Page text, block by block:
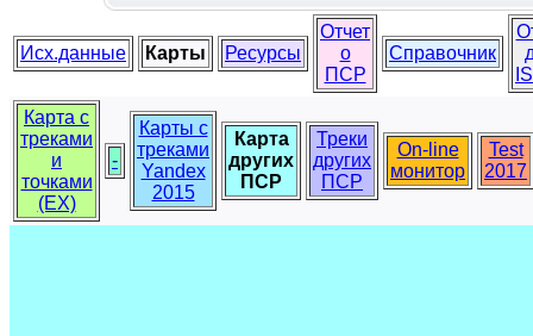
Исх.данные Карты Ресурсы
Отчет
о
ПСР
Справочник
Карта с
треками
и
точками
(EX)
-
Карты с
треками
Yandex
2015
Карта
других
ПСР
Треки
других
ПСР
On-line
монитор
Test
2017